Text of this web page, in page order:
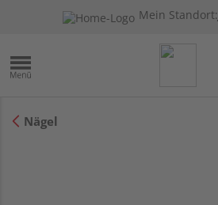
Mein Standort:
Nägel